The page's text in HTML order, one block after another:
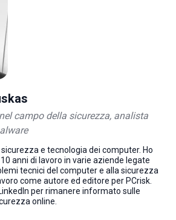
campo della sicurezza, analista
e tecnologia dei computer. Ho
anni di lavoro in varie aziende legate
tecnici del computer e alla sicurezza
come autore ed editore per PCrisk.
per rimanere informato sulle
online.